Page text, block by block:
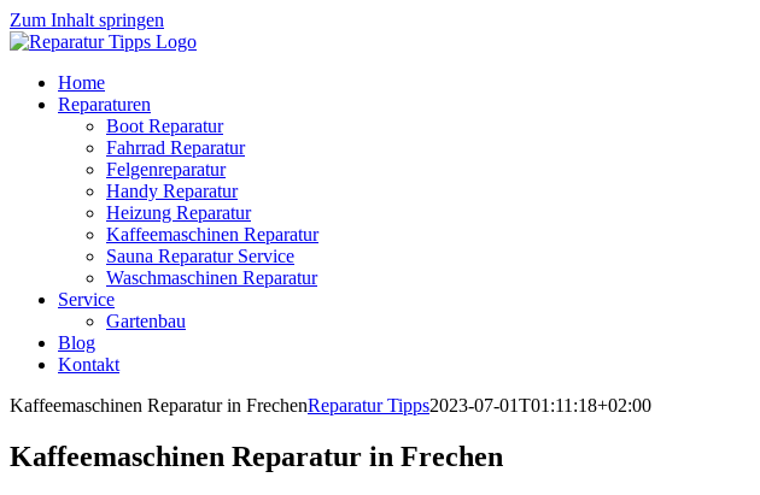
Zum Inhalt springen
Home
Reparaturen
Boot Reparatur
Fahrrad Reparatur
Felgenreparatur
Handy Reparatur
Heizung Reparatur
Kaffeemaschinen Reparatur
Sauna Reparatur Service
Waschmaschinen Reparatur
Service
Gartenbau
Blog
Kontakt
Kaffeemaschinen Reparatur in FrechenReparatur Tipps2023-07-01T01:11:18+02:00
Kaffeemaschinen Reparatur in Frechen